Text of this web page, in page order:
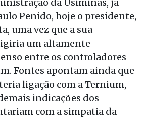
Penido, hoje o presidente,
uma vez que a sua
um altamente
entre os controladores
Fontes apontam ainda que
ligação com a Ternium,
indicações dos
com a simpatia da